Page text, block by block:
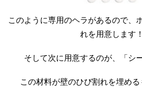
このように専用のヘラがあるので、
れを用意します！
そして次に用意するのが、「シ
この材料が壁のひび割れを埋める